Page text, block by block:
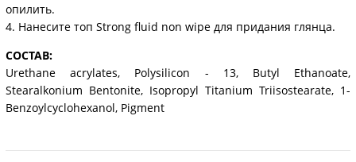
опилить.
4. Нанесите топ Strong fluid non wipe для придания глянца.
СОСТАВ:
Urethane acrylates, Polysilicon - 13, Butyl Ethanoate,
Stearalkonium Bentonite, Isopropyl Titanium Triisostearate, 1-
Benzoylcyclohexanol, Pigment